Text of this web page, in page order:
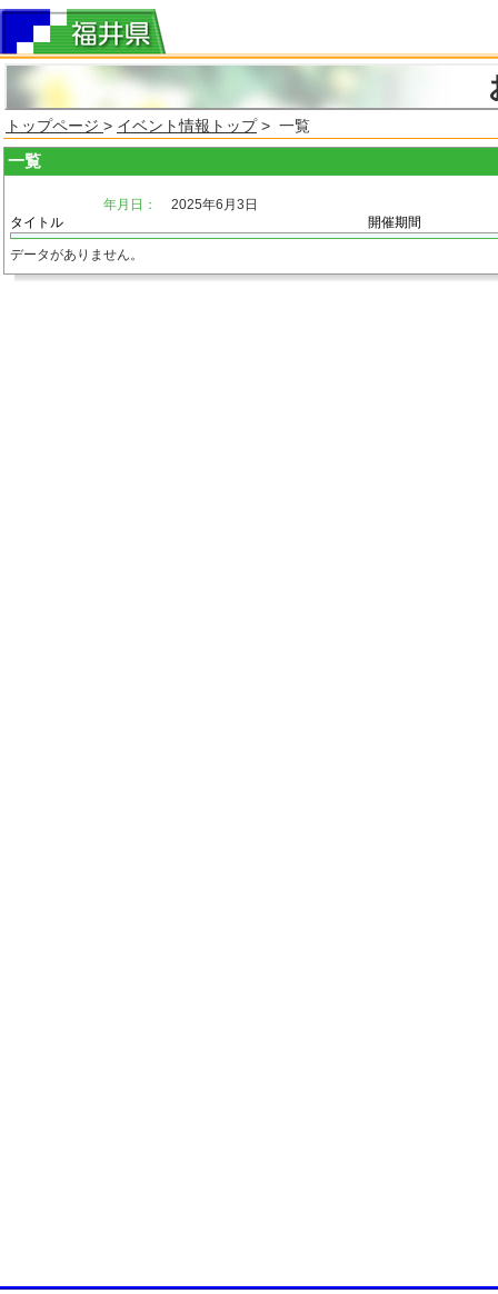
トップページ > イベント情報トップ> 一覧
一覧
年月日：
2025年6月3日
タイトル
開催期間
データがありません。